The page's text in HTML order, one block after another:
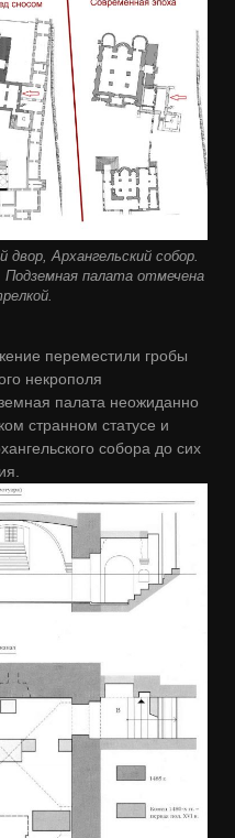
двор, Архангельский собор.
Подземная палата отмечена
переместили гробы
некрополя
палата неожиданно
странном статусе и
собора до сих